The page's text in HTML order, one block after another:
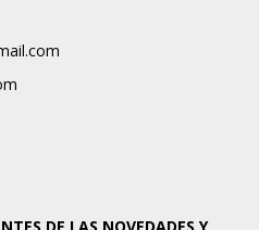
DE LAS NOVEDADES Y